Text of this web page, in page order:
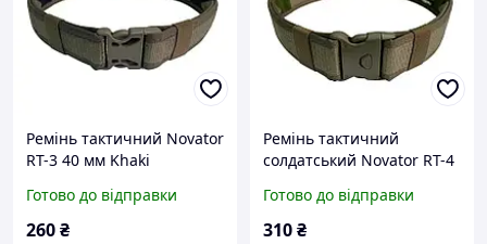
Ремінь тактичний Novator
RT-3 40 мм Khaki
військових охоронців
поліцейських W_1405
Готово до відправки
260₴
Ремінь тактичний
солдатський Novator RT-4
пояс для військових
охоронців поліцейських
Готово до відправки
310₴